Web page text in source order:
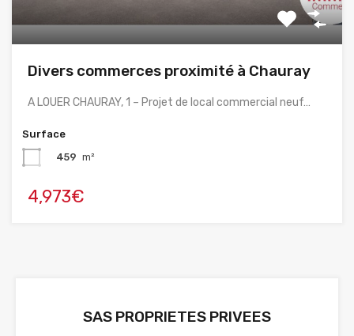
Divers commerces proximité à Chauray
A LOUER CHAURAY, 1 – Projet de local commercial neuf…
Surface
459 m²
4,973€
SAS PROPRIETES PRIVEES